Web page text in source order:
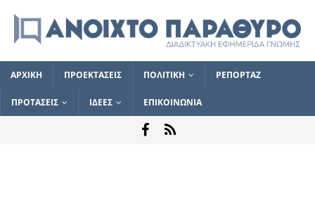
ΑΡΧΙΚΗ ΠΡΟΕΚΤΑΣΕΙΣ ΠΟΛΙΤΙΚΗ ΡΕΠΟΡΤΑΖ
ΠΡΟΤΑΣΕΙΣ ΙΔΕΕΣ ΕΠΙΚΟΙΝΩΝΙΑ